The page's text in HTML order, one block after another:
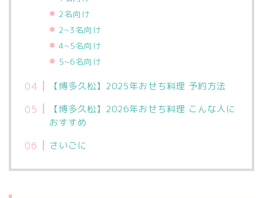
2名向け
2~3名向け
4~5名向け
5~6名向け
【博多久松】2025年おせち料理 予約方法
【博多久松】2026年おせち料理 こんな人に
おすすめ
さいごに